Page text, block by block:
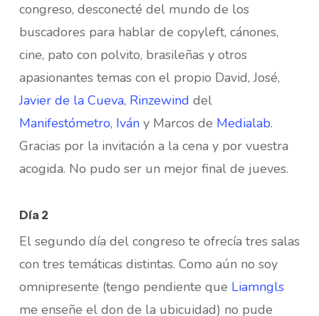
congreso, desconecté del mundo de los
buscadores para hablar de copyleft, cánones,
cine, pato con polvito, brasileñas y otros
apasionantes temas con el propio David, José,
Javier de la Cueva, Rinzewind del
Manifestómetro, Ivány Marcos de Medialab.
Gracias por la invitación a la cena y por vuestra
acogida. No pudo ser un mejor final de jueves.
Día 2
El segundo día del congreso te ofrecía tres salas
con tres temáticas distintas. Como aún no soy
omnipresente (tengo pendiente que Liamngls
me enseñe el don de la ubicuidad) no pude